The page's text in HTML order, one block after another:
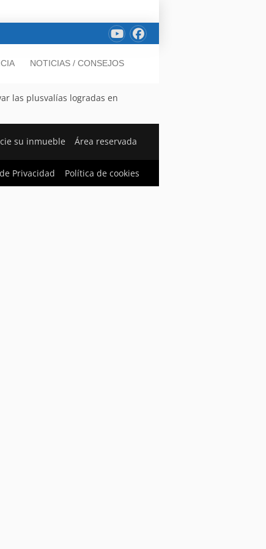
NOTICIAS / CONSEJOS
las plusvalías logradas en
su inmueble Área reservada
Privacidad Política de cookies